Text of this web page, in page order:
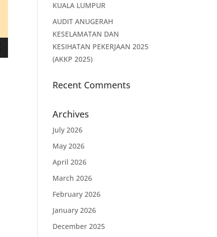
KUALA LUMPUR
AUDIT ANUGERAH
KESELAMATAN DAN
KESIHATAN PEKERJAAN 2025
(AKKP 2025)
Recent Comments
Archives
July 2026
May 2026
April 2026
March 2026
February 2026
January 2026
December 2025